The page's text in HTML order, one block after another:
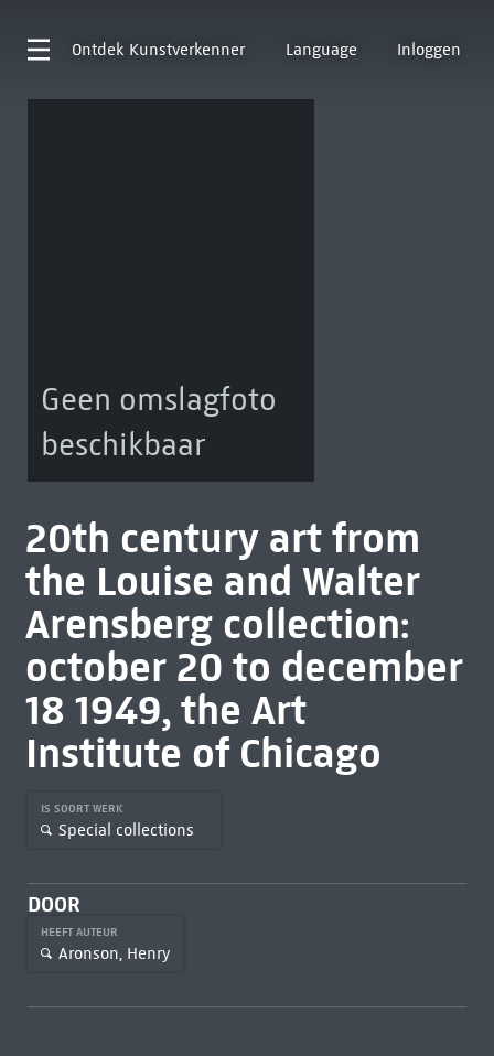
Ontdek Kunstverkenner Language Inloggen
Geen omslagfoto
beschikbaar
20th century art from
the Louise and Walter
Arensberg collection:
october 20 to december
18 1949, the Art
Institute of Chicago
IS SOORT WERK
Special collections
DOOR
HEEFT AUTEUR
Aronson, Henry